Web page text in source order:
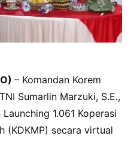
– Komandan Korem
Sumarlin Marzuki, S.E.,
1.061 Koperasi
(KDKMP) secara virtual